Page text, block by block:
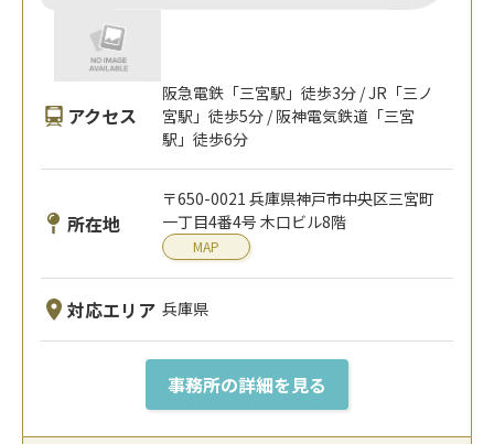
アクセス
阪急電鉄「三宮駅」徒歩3分 / JR「三ノ
宮駅」徒歩5分 / 阪神電気鉄道「三宮
駅」徒歩6分
所在地
〒650-0021 兵庫県神戸市中央区三宮町
一丁目4番4号 木口ビル8階
MAP
対応エリア 兵庫県
事務所の詳細を見る